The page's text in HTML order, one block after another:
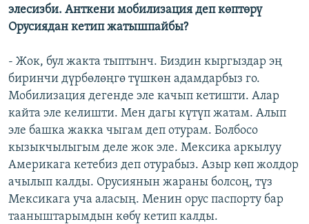
элесизби. Анткени мобилизация деп көптөрү
Орусиядан кетип жатышпайбы?
- Жок, бул жакта тыптынч. Биздин кыргыздар эң
биринчи дүрбөлөңгө түшкөн адамдарбыз го.
Мобилизация дегенде эле качып кетишти. Алар
кайта эле келишти. Мен дагы күтүп жатам. Алып
эле башка жакка чыгам деп отурам. Болбосо
кызыкчылыгым деле жок эле. Мексика аркылуу
Америкага кетебиз деп отурабыз. Азыр көп жолдор
ачылып калды. Орусиянын жараны болсоң, түз
Мексикага уча аласың. Менин орус паспорту бар
тааныштарымдын көбү кетип калды.